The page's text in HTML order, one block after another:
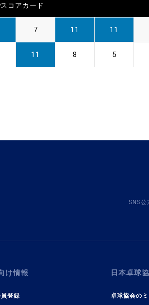
スコアカード
7 11 11
11 8 5
SNS公
け情報
登録
日本卓球
卓球協会の